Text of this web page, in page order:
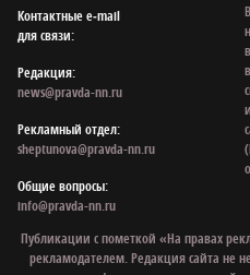
Контактные e‑mail
для связи:
Редакция:
news@pravda-nn.ru
Рекламный отдел:
sheptunova@pravda-nn.ru
Общие вопросы:
info@pravda-nn.ru
Публикации с пометкой «На правах
рекламодателем. Редакция сайта не